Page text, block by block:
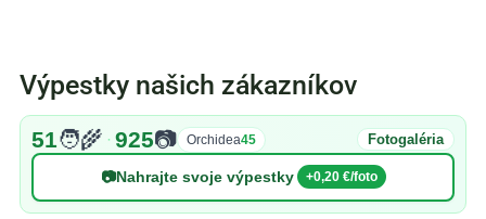
Výpestky našich zákazníkov
51🧑‍🌾 · 925📷 Orchidea45
📷Nahrajte svoje výpestky +0,20 €/foto
Fotogaléria